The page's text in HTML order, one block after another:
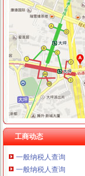
重庆国洪体育设施有
重庆星竣贸易有限责
重庆海谛升进出口贸
重庆奕欣锦诚商贸有
重庆信同广告有限公
重庆三虹房地产营销
重庆宝鹰汽车销售有
工商动态
一般纳税人查询
关于一般纳税人查询
【官方公告】企业汇
一般纳税人查询
重庆一般纳税人资格查
一般纳税人查询一般
重庆一般纳税人资格
重庆一般纳税人申请
一般纳税人信息查询
一般纳税人查询
怎么查询公司是不是
一般纳税人查询
一般纳税人查询
一般纳税人查询